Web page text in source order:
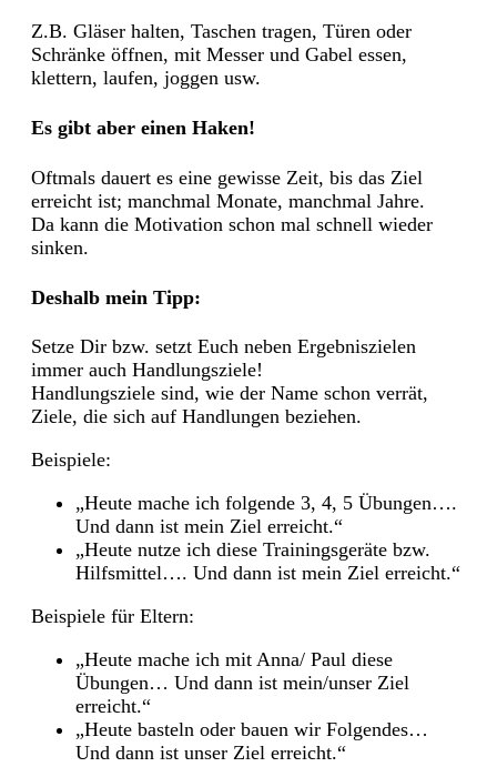
Z.B. Gläser halten, Taschen tragen, Türen oder
Schränke öffnen, mit Messer und Gabel essen,
klettern, laufen, joggen usw.
Es gibt aber einen Haken!
Oftmals dauert es eine gewisse Zeit, bis das Ziel
erreicht ist; manchmal Monate, manchmal Jahre.
Da kann die Motivation schon mal schnell wieder
sinken.
Deshalb mein Tipp:
Setze Dir bzw. setzt Euch neben Ergebniszielen
immer auch Handlungsziele!
Handlungsziele sind, wie der Name schon verrät,
Ziele, die sich auf Handlungen beziehen.
Beispiele:
„Heute mache ich folgende 3, 4, 5 Übungen….
Und dann ist mein Ziel erreicht.“
„Heute nutze ich diese Trainingsgeräte bzw.
Hilfsmittel…. Und dann ist mein Ziel erreicht.“
Beispiele für Eltern:
„Heute mache ich mit Anna/ Paul diese
Übungen… Und dann ist mein/unser Ziel
erreicht.“
„Heute basteln oder bauen wir Folgendes…
Und dann ist unser Ziel erreicht.“